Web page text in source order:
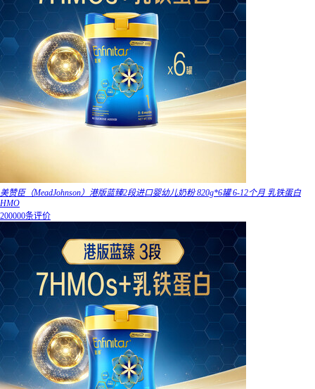
美赞臣（MeadJohnson）港版蓝臻2段进口婴幼儿奶粉 820g*6罐 6-12个月 乳铁蛋白
HMO
200000条评价